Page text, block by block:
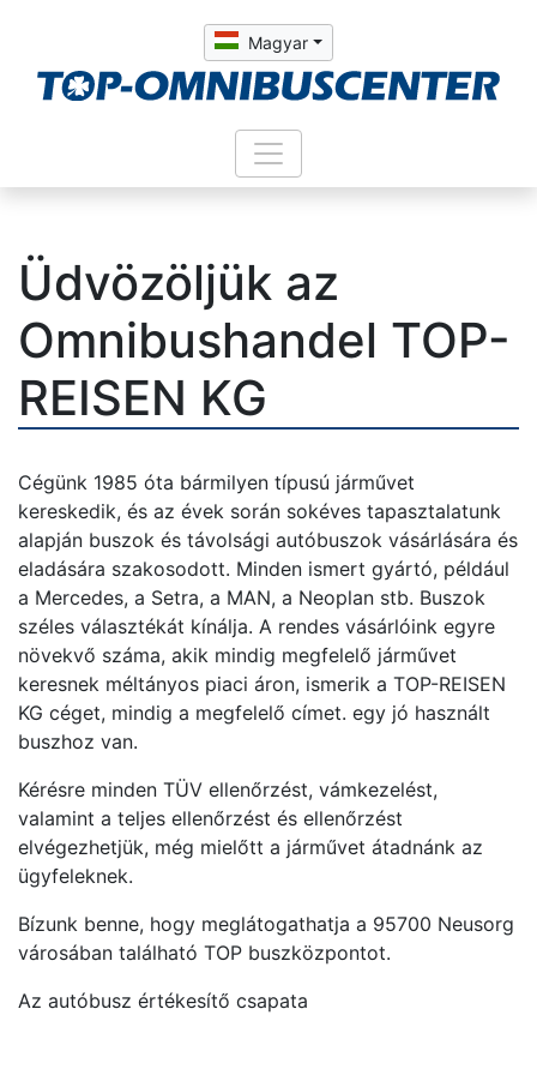
Magyar
Üdvözöljük az
Omnibushandel TOP-
REISEN KG
Cégünk 1985 óta bármilyen típusú járművet
kereskedik, és az évek során sokéves tapasztalatunk
alapján buszok és távolsági autóbuszok vásárlására és
eladására szakosodott. Minden ismert gyártó, például
a Mercedes, a Setra, a MAN, a Neoplan stb. Buszok
széles választékát kínálja. A rendes vásárlóink egyre
növekvő száma, akik mindig megfelelő járművet
keresnek méltányos piaci áron, ismerik a TOP-REISEN
KG céget, mindig a megfelelő címet. egy jó használt
buszhoz van.
Kérésre minden TÜV ellenőrzést, vámkezelést,
valamint a teljes ellenőrzést és ellenőrzést
elvégezhetjük, még mielőtt a járművet átadnánk az
ügyfeleknek.
Bízunk benne, hogy meglátogathatja a 95700 Neusorg
városában található TOP buszközpontot.
Az autóbusz értékesítő csapata